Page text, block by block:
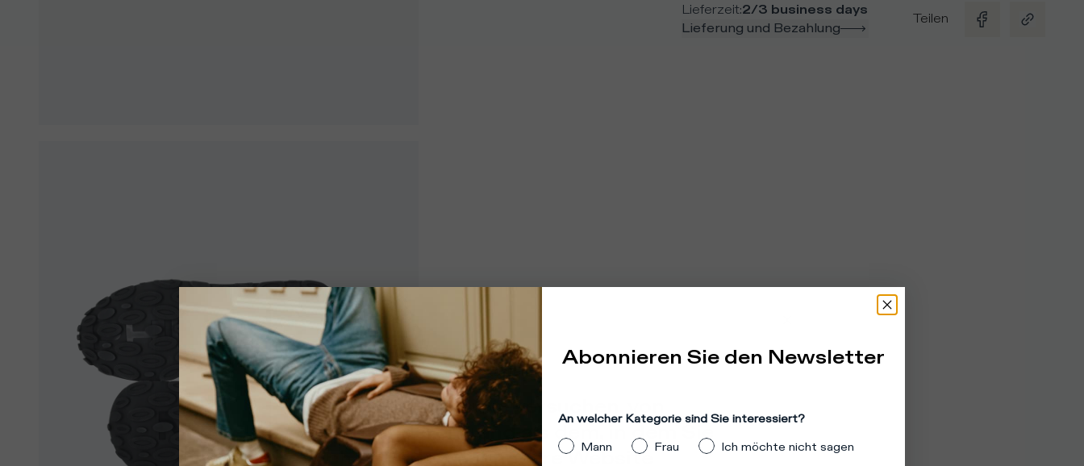
Lieferzeit:2/3 business days
Lieferung und Bezahlung
Teilen
Ihr Standort: Vereinigte Staaten
Es scheint, dass Sie versuchen, von
einem anderen Land als dem, in dem Sie
sich befinden, auf unsere Website
Abonnieren Sie den Newsletter
An welcher Kategorie sind Sie interessiert?
Mann
Frau Ich möchte nicht sagen